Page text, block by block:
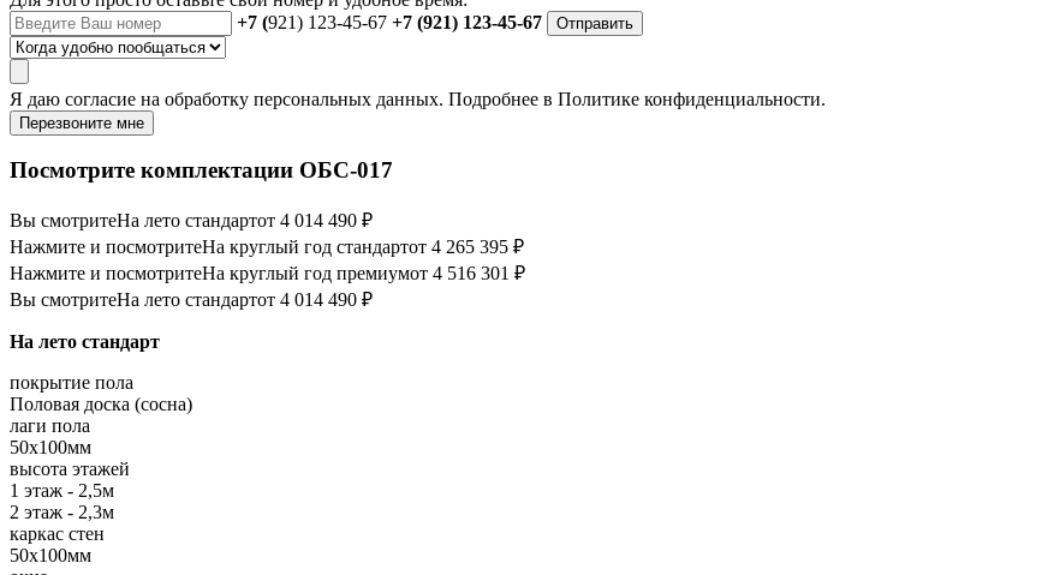
+7 (921) 123-45-67 +7 (921) 123-45-67 Отправить
Я даю согласие на обработку персональных данных. Подробнее в Политике конфиденциальности.
Перезвоните мне
Посмотрите комплектации ОБС-017
Вы смотритеНа лето стандартот 4 014 490 ₽
Нажмите и посмотритеНа круглый год стандартот 4 265 395 ₽
Нажмите и посмотритеНа круглый год премиумот 4 516 301 ₽
Вы смотритеНа лето стандартот 4 014 490 ₽
На лето стандарт
покрытие пола
Половая доска (сосна)
лаги пола
50х100мм
высота этажей
1 этаж - 2,5м
2 этаж - 2,3м
каркас стен
50х100мм